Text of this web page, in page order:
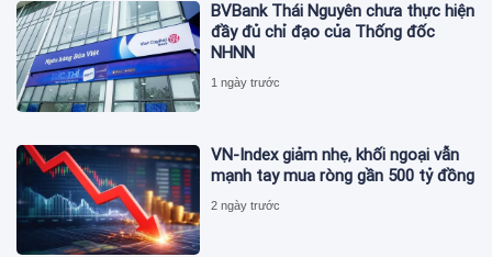
BVBank Thái Nguyên chưa thực hiện
đầy đủ chỉ đạo của Thống đốc
NHNN
1 ngày trước
VN-Index giảm nhẹ, khối ngoại vẫn
mạnh tay mua ròng gần 500 tỷ đồng
2 ngày trước